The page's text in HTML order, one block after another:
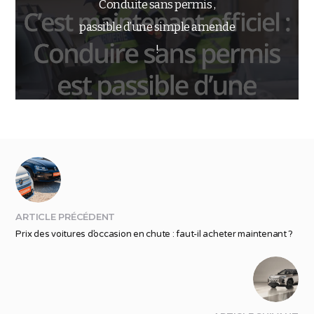
Conduite sans permis ,
passible d’une simple amende
!
ARTICLE PRÉCÉDENT
Prix des voitures d’occasion en chute : faut-il acheter maintenant ?